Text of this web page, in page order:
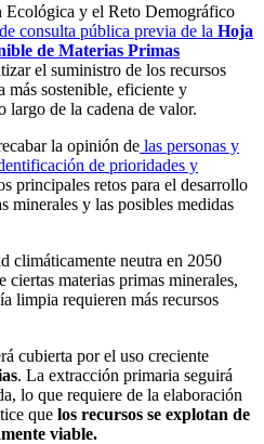
y el Reto Demográfico
consulta pública previa de la Hoja
de Materias Primas
el suministro de los recursos
más sostenible, eficiente y
largo de la cadena de valor.
la opinión de las personas y
de prioridades y
principales retos para el desarrollo
minerales y las posibles medidas
climáticamente neutra en 2050
ciertas materias primas minerales,
limpia requieren más recursos
cubierta por el uso creciente
. La extracción primaria seguirá
lo que requiere de la elaboración
que los recursos se explotan de
viable.